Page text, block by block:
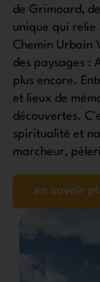
de Grimoard,
unique qui relie
Chemin Urbain
des paysages :
plus encore.
et lieux de
découvertes.
spiritualité et
marcheur,
en savoir